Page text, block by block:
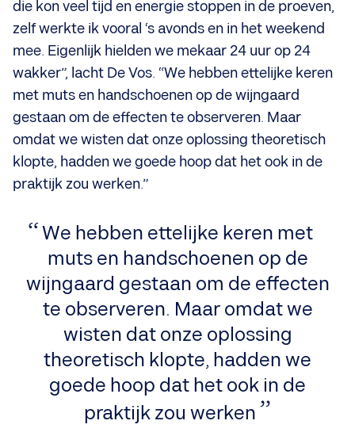
die kon veel tijd en energie stoppen in de proeven,
zelf werkte ik vooral ‘s avonds en in het weekend
mee. Eigenlijk hielden we mekaar 24 uur op 24
wakker”, lacht De Vos. “We hebben ettelijke keren
met muts en handschoenen op de wijngaard
gestaan om de effecten te observeren. Maar
omdat we wisten dat onze oplossing theoretisch
klopte, hadden we goede hoop dat het ook in de
praktijk zou werken.”
We hebben ettelijke keren met
muts en handschoenen op de
wijngaard gestaan om de effecten
te observeren. Maar omdat we
wisten dat onze oplossing
theoretisch klopte, hadden we
goede hoop dat het ook in de
praktijk zou werken